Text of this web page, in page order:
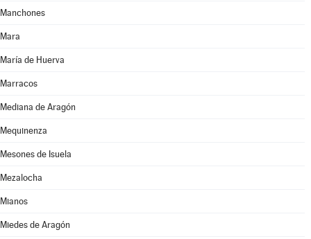
Manchones
Mara
María de Huerva
Marracos
Mediana de Aragón
Mequinenza
Mesones de Isuela
Mezalocha
Mianos
Miedes de Aragón